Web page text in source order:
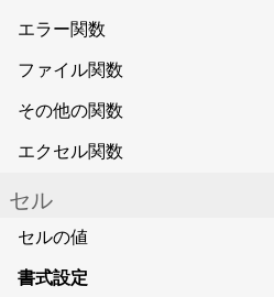
エラー関数
ファイル関数
その他の関数
エクセル関数
セル
セルの値
書式設定